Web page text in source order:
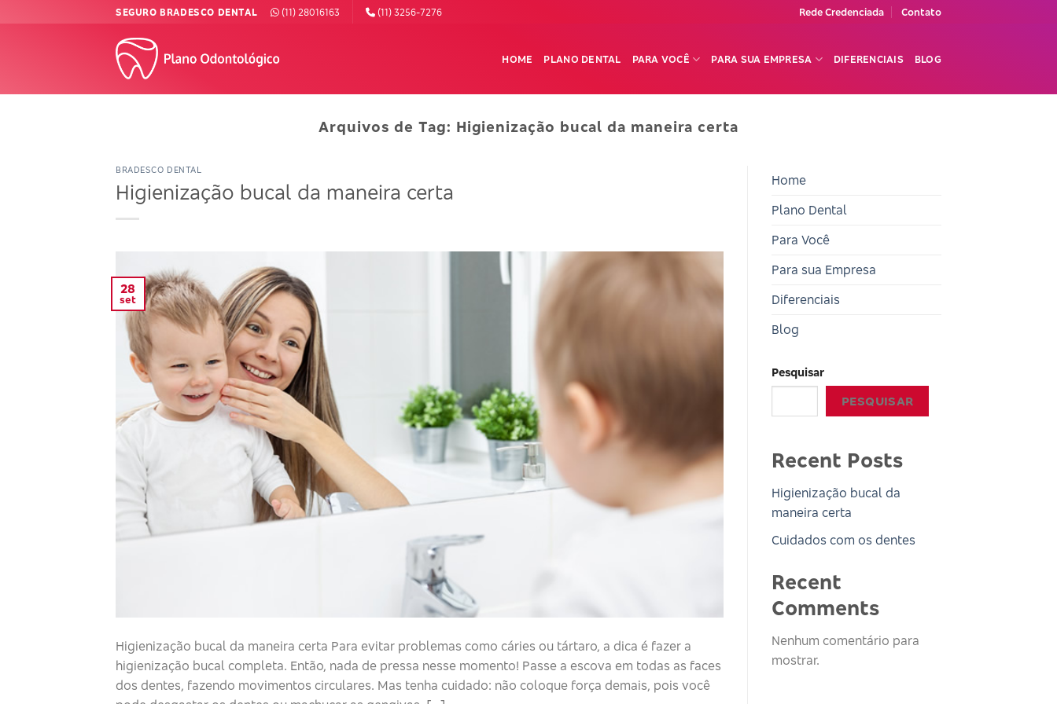
SEGURO BRADESCO DENTAL (11) 28016163 (11) 3256-7276 Rede Credenciada Contato
HOME PLANO DENTAL PARA VOCÊ PARA SUA EMPRESA DIFERENCIAIS BLOG
Arquivos de Tag: Higienização bucal da maneira certa
BRADESCO DENTAL
Higienização bucal da maneira certa
28
set
Higienização bucal da maneira certa Para evitar problemas como cáries ou tártaro, a dica é fazer a
higienização bucal completa. Então, nada de pressa nesse momento! Passe a escova em todas as faces
dos dentes, fazendo movimentos circulares. Mas tenha cuidado: não coloque força demais, pois você
Home
Plano Dental
Para Você
Para sua Empresa
Diferenciais
Blog
Pesquisar
PESQUISAR
Recent Posts
Higienização bucal da
maneira certa
Cuidados com os dentes
Recent
Comments
Nenhum comentário para
mostrar.